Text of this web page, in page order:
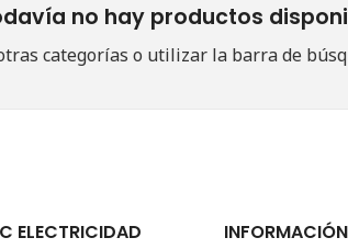
no hay productos
categorías o utilizar la barra de
ELECTRICIDAD INFORMACIÓN